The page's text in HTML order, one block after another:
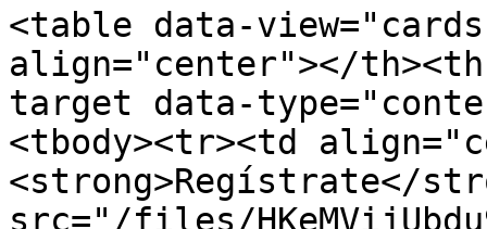
<table data-
align="center"></
target data-
<tbody><tr><td
<strong>Regístrate</
src="/files/